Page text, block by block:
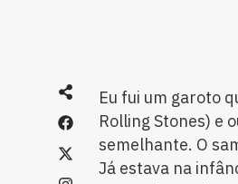
Eu fui um garoto
Rolling Stones) e
semelhante. O
Já estava na